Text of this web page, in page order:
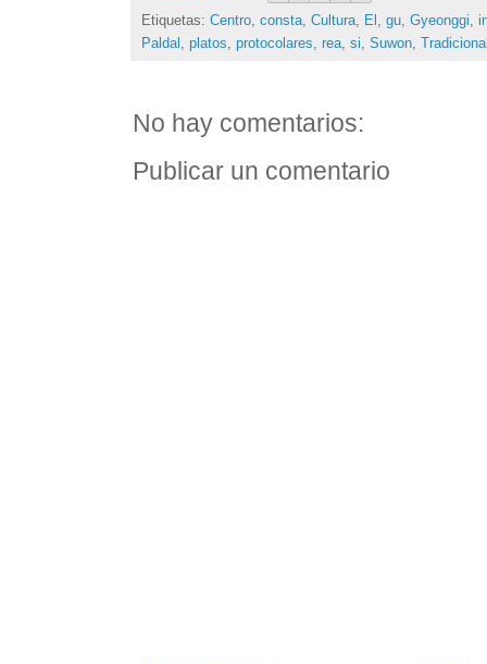
Etiquetas: Centro, consta, Cultura, El , gu, Gyeonggi,
Paldal , platos, protocolares, rea, si, Suwon,
No hay comentarios:
Publicar un comentario